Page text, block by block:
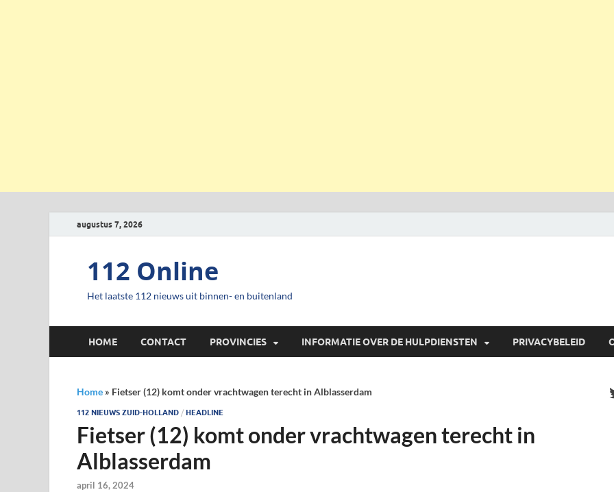
augustus 7, 2026
112 Online
Het laatste 112 nieuws uit binnen- en buitenland
HOME CONTACT PROVINCIES INFORMATIE OVER DE HULPDIENSTEN PRIVACYBELEID
Home » Fietser (12) komt onder vrachtwagen terecht in Alblasserdam
112 NIEUWS ZUID-HOLLAND / HEADLINE
Fietser (12) komt onder vrachtwagen terecht in
Alblasserdam
april 16, 2024